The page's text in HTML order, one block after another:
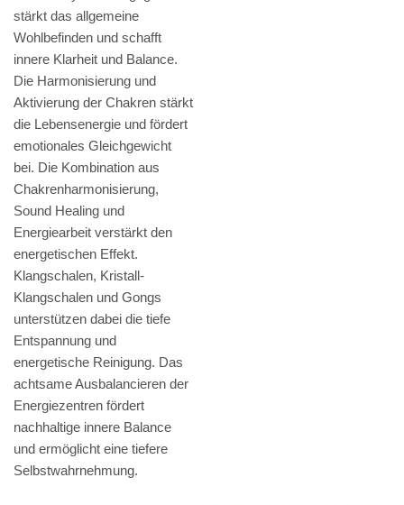
stärkt das allgemeine
Wohlbefinden und schafft
innere Klarheit und Balance.
Die Harmonisierung und
Aktivierung der Chakren stärkt
die Lebensenergie und fördert
emotionales Gleichgewicht
bei. Die Kombination aus
Chakrenharmonisierung,
Sound Healing und
Energiearbeit verstärkt den
energetischen Effekt.
Klangschalen, Kristall-
Klangschalen und Gongs
unterstützen dabei die tiefe
Entspannung und
energetische Reinigung. Das
achtsame Ausbalancieren der
Energiezentren fördert
nachhaltige innere Balance
und ermöglicht eine tiefere
Selbstwahrnehmung.